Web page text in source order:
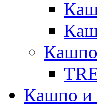
Кашпо и